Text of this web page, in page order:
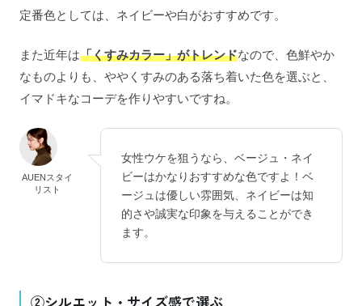
定番色としては、ネイビーや白がおすすめです。
また近年は「くすみカラー」がトレンドなので、色鮮やか
なものよりも、ややくすみのある落ち着いた色を選ぶと、
イマドキなコーデを作りやすいですね。
AUENスタイ
リスト
女性ウケを狙うなら、ベージュ・ネイ
ビーはかなりおすすめな色ですよ！ベ
ージュは優しい雰囲気、ネイビーは知
的さや誠実な印象を与えることができ
ます。
②シルエット・サイズ感で選ぶ